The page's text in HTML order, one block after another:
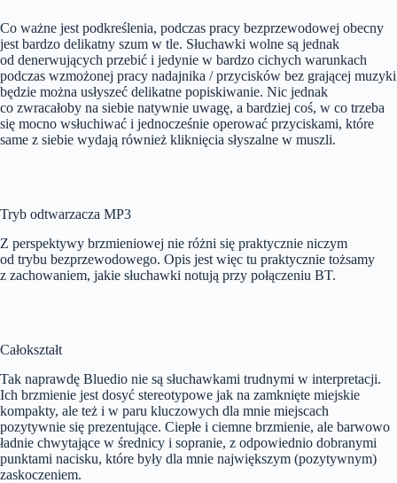
Co ważne jest podkreślenia, podczas pracy bezprzewodowej obecny
jest bardzo delikatny szum w tle. Słuchawki wolne są jednak
od denerwujących przebić i jedynie w bardzo cichych warunkach
podczas wzmożonej pracy nadajnika / przycisków bez grającej muzyki
będzie można usłyszeć delikatne popiskiwanie. Nic jednak
co zwracałoby na siebie natywnie uwagę, a bardziej coś, w co trzeba
się mocno wsłuchiwać i jednocześnie operować przyciskami, które
same z siebie wydają również kliknięcia słyszalne w muszli.
Tryb odtwarzacza MP3
Z perspektywy brzmieniowej nie różni się praktycznie niczym
od trybu bezprzewodowego. Opis jest więc tu praktycznie tożsamy
z zachowaniem, jakie słuchawki notują przy połączeniu BT.
Całokształt
Tak naprawdę Bluedio nie są słuchawkami trudnymi w interpretacji.
Ich brzmienie jest dosyć stereotypowe jak na zamknięte miejskie
kompakty, ale też i w paru kluczowych dla mnie miejscach
pozytywnie się prezentujące. Ciepłe i ciemne brzmienie, ale barwowo
ładnie chwytające w średnicy i sopranie, z odpowiednio dobranymi
punktami nacisku, które były dla mnie największym (pozytywnym)
zaskoczeniem.